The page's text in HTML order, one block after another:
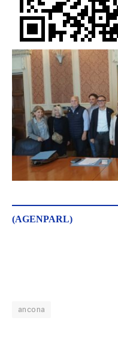
(AGENPARL)
ancona